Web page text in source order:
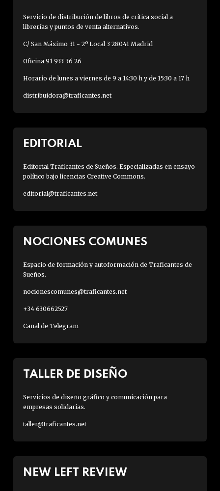
Servicio de distribución de libros de crítica social a
librerías y puntos de venta alternativos.
C/ San Máximo 31 - 2º Local 3 28041 Madrid
Oficina 91 933 36 26
Horario de lunes a viernes de 9 a 14:30 h y de 15:30 a 17 h
distribuidora@traficantes.net
EDITORIAL
Editorial Traficantes de Sueños. Especializadas en ensayo
político bajo licencias Creative Commons.
editorial@traficantes.net
NOCIONES COMUNES
Espacio de formación y autoformación de Traficantes de
Sueños.
nocionescomunes@traficantes.net
+34 630662527
Canal de Telegram
TALLER DE DISEÑO
Servicios de diseño gráfico y comunicación para
empresas solidarias.
taller@traficantes.net
NEW LEFT REVIEW